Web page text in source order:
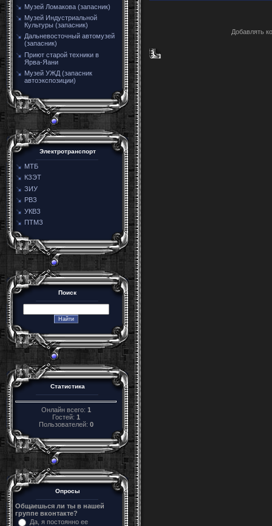
Музей Ломакова (запасник)
Музей Индустриальной
Культуры (запасник)
Дальневосточный автомузей
(запасник)
Приют старой техники в
Ярва-Яани
Музей УЖД (запасник
автоэкспозиции)
Электротранспорт
МТБ
КЗЭТ
ЗИУ
РВЗ
УКВЗ
ПТМЗ
Поиск
Статистика
Онлайн всего: 1
Гостей: 1
Пользователей: 0
Опросы
Общаешься ли ты в нашей
группе вконтакте?
Да, я постоянно ее
Добавлять